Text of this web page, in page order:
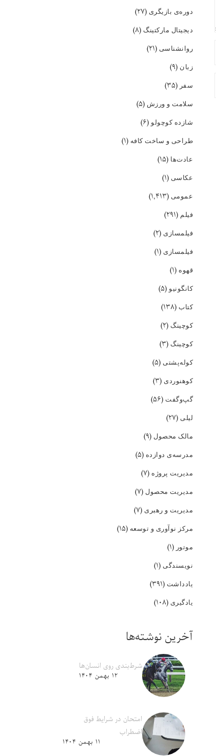
دوره‌ی بازیگری (۲۷)
دیجیتال مارکتینگ (۸)
روانشناسی (۲۱)
زبان (۹)
سفر(۳۵)
سلامت و ورزش (۵)
شازده کوچولو(۶)
طراحی و ساخت کافه (۱)
عادت‌ها (۱۵)
عکاسی (۱)
عمومی (۱,۴۱۳)
فیلم (۲۹۱)
فیلمسازی (۲)
فیلمسازی (۱)
قهوه (۱)
کانگونیو(۵)
کتاب (۱۳۸)
کوچینگ (۲)
کوچینگ (۳)
کوله‌پشتی (۵)
کوهنوردی (۳)
گپ‌و‌گفت (۵۶)
لیلی (۲۷)
مالک محصول (۹)
مدرسه‌ی دوازده (۵)
مدیریت پروژه (۷)
مدیریت محصول (۷)
مدیریت و رهبری (۷)
مرکز نوآوری و توسعه (۱۵)
موتور(۱)
نویسندگی (۱)
یادداشت (۳۹۱)
یادگیری (۱۰۸)
آخرین نوشته‌ها
شرط‌بندی روی انسان‌ها
۱۲ بهمن ۱۴۰۴
امتحان در شرایط فوق
اضطراب
۱۱ بهمن ۱۴۰۴